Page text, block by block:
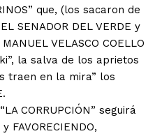
que, (los sacaron de
SENADOR DEL VERDE y
VELASCO COELLO
la salva de los aprietos
traen en la mira” los
CORRUPCIÓN” seguirá
FAVORECIENDO,